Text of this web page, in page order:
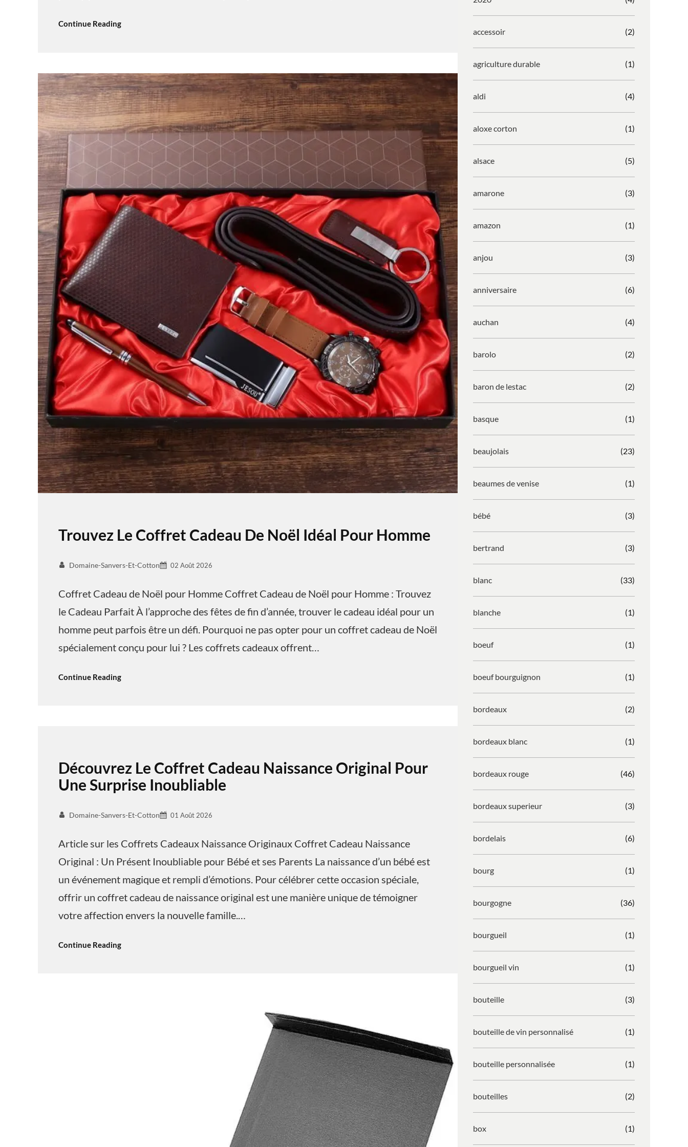
Continue Reading
Trouvez Le Coffret Cadeau De Noël Idéal Pour Homme
Domaine-Sanvers-Et-Cotton 02 Août 2026
Coffret Cadeau de Noël pour Homme Coffret Cadeau de Noël pour Homme : Trouvez
le Cadeau Parfait À l’approche des fêtes de fin d’année, trouver le cadeau idéal pour un
homme peut parfois être un défi. Pourquoi ne pas opter pour un coffret cadeau de Noël
spécialement conçu pour lui ? Les coffrets cadeaux offrent…
Continue Reading
Découvrez Le Coffret Cadeau Naissance Original Pour
Une Surprise Inoubliable
Domaine-Sanvers-Et-Cotton 01 Août 2026
Article sur les Coffrets Cadeaux Naissance Originaux Coffret Cadeau Naissance
Original : Un Présent Inoubliable pour Bébé et ses Parents La naissance d’un bébé est
un événement magique et rempli d’émotions. Pour célébrer cette occasion spéciale,
offrir un coffret cadeau de naissance original est une manière unique de témoigner
votre affection envers la nouvelle famille.…
Continue Reading
accessoir (2)
agriculture durable (1)
aldi (4)
aloxe corton (1)
alsace (5)
amarone (3)
amazon (1)
anjou (3)
anniversaire (6)
auchan (4)
barolo (2)
baron de lestac (2)
basque (1)
beaujolais (23)
beaumes de venise (1)
bébé (3)
bertrand (3)
blanc (33)
blanche (1)
boeuf (1)
boeuf bourguignon (1)
bordeaux (2)
bordeaux blanc (1)
bordeaux rouge (46)
bordeaux superieur (3)
bordelais (6)
bourg (1)
bourgogne (36)
bourgueil (1)
bourgueil vin (1)
bouteille (3)
bouteille de vin personnalisé (1)
bouteille personnalisée (1)
bouteilles (2)
box (1)